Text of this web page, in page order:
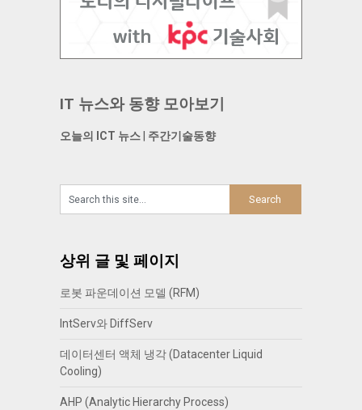
IT 뉴스와 동향 모아보기
오늘의 ICT 뉴스| 주간기술동향
상위 글 및 페이지
로봇 파운데이션 모델 (RFM)
IntServ와 DiffServ
데이터센터 액체 냉각 (Datacenter Liquid
Cooling)
AHP (Analytic Hierarchy Process)